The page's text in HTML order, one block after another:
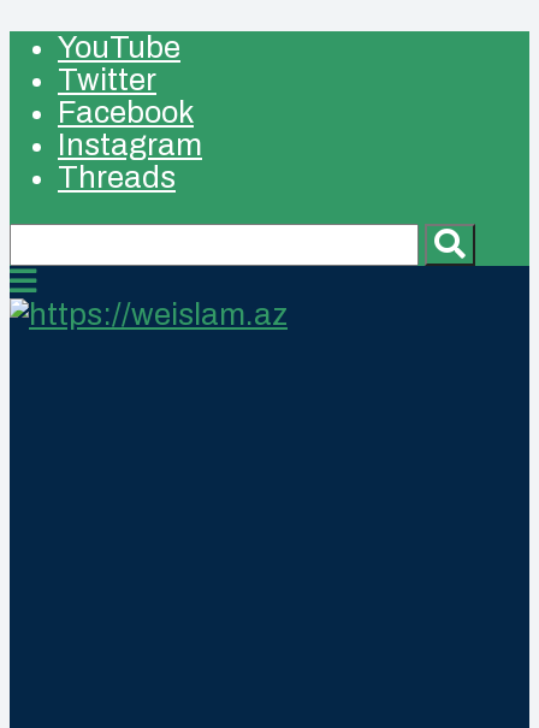
YouTube
Twitter
Facebook
Instagram
Threads